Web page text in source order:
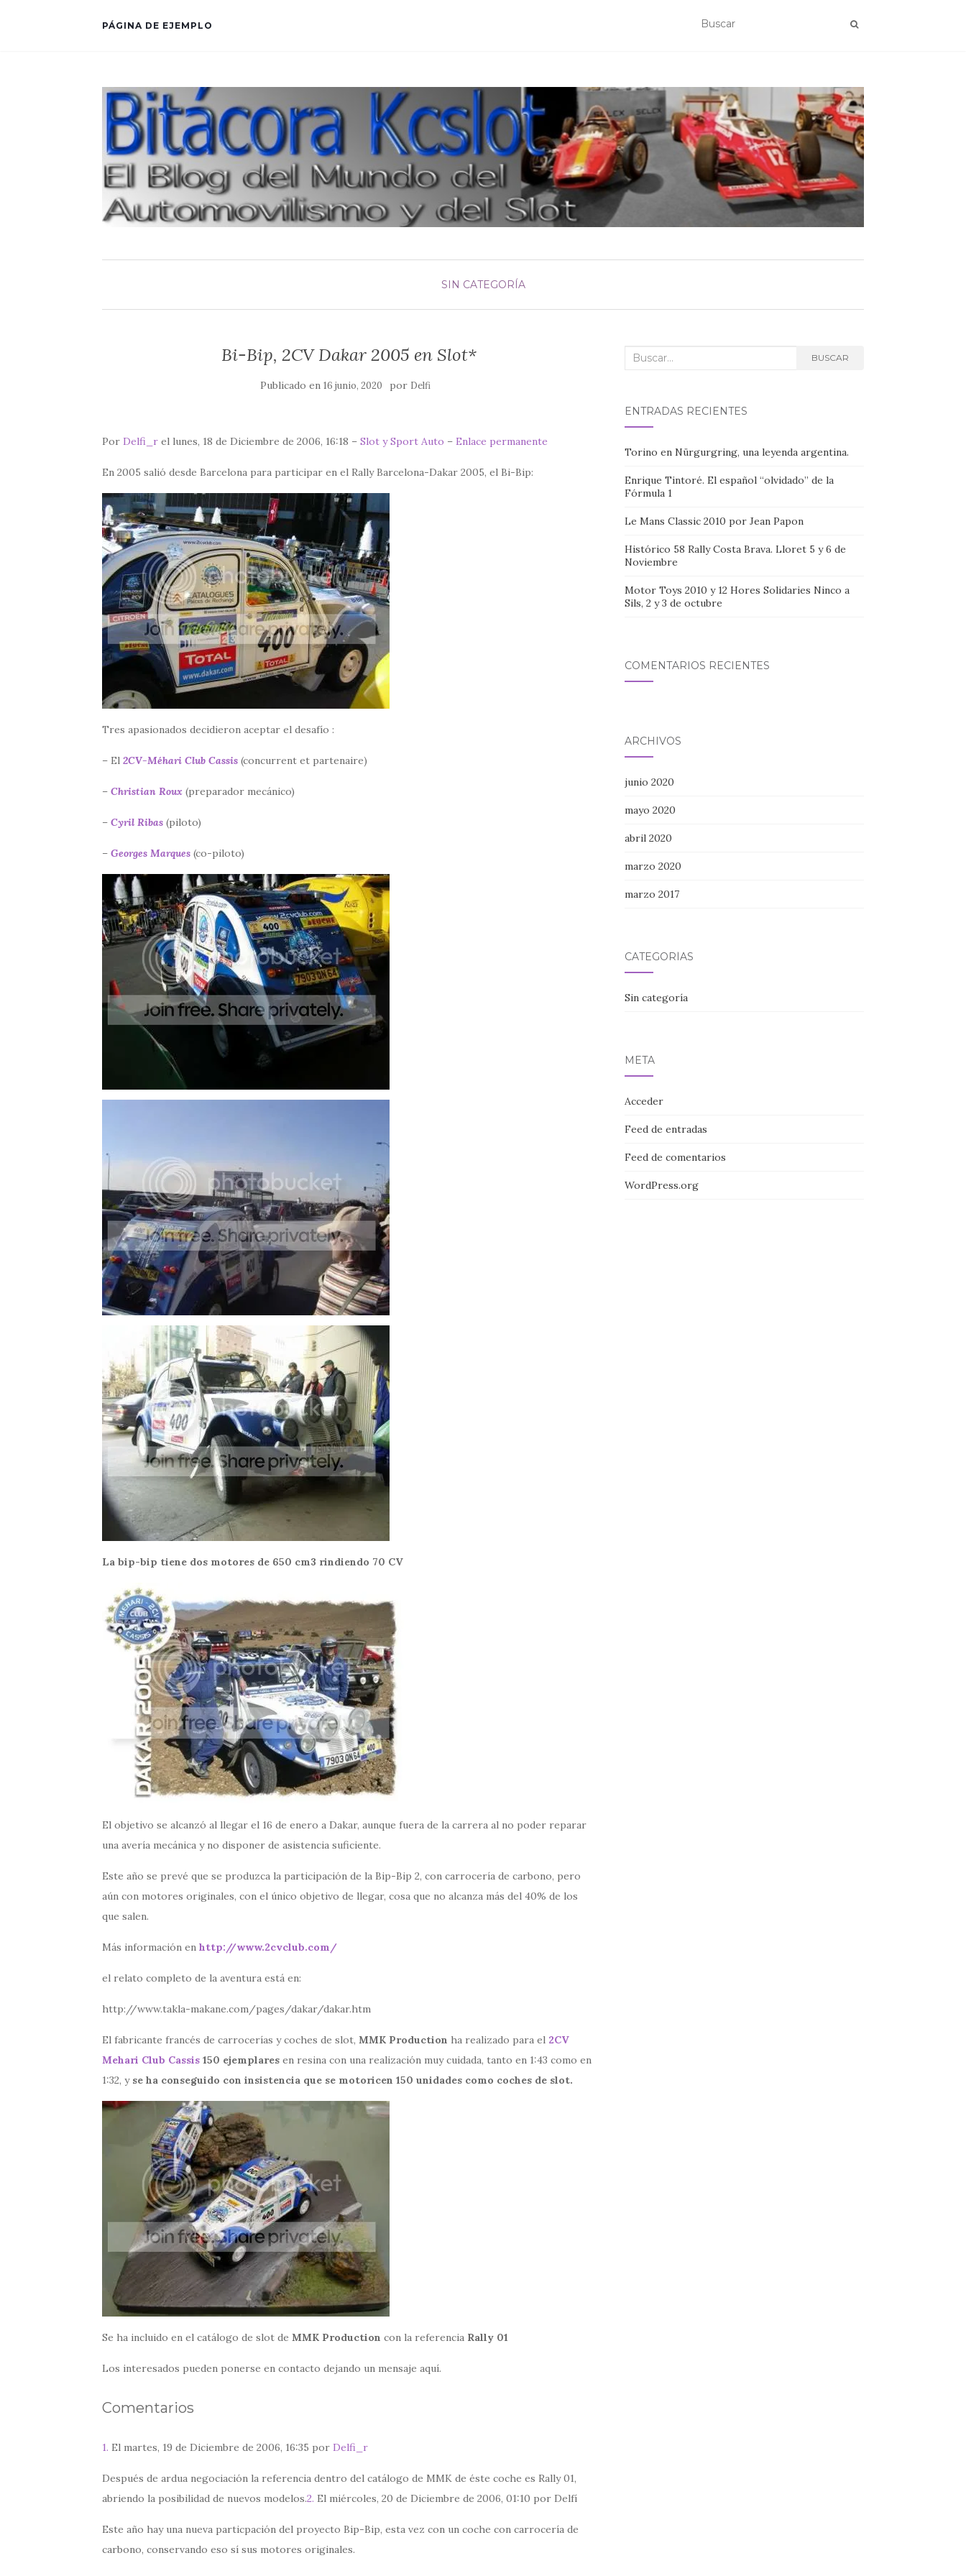
PÁGINA DE EJEMPLO
SIN CATEGORÍA
Bi-Bip, 2CV Dakar 2005 en Slot*
Publicado en 16 junio, 2020 por Delfi
Por Delfi_r el lunes, 18 de Diciembre de 2006, 16:18 – Slot y Sport Auto – Enlace permanente
En 2005 salió desde Barcelona para participar en el Rally Barcelona-Dakar 2005, el Bi-Bip:
Tres apasionados decidieron aceptar el desafío :
– El 2CV-Méhari Club Cassis (concurrent et partenaire)
– Christian Roux (preparador mecánico)
– Cyril Ribas (piloto)
– Georges Marques (co-piloto)
La bip-bip tiene dos motores de 650 cm3 rindiendo 70 CV
El objetivo se alcanzó al llegar el 16 de enero a Dakar, aunque fuera de la carrera al no poder reparar
una avería mecánica y no disponer de asistencia suficiente.
Este año se prevé que se produzca la participación de la Bip-Bip 2, con carrocería de carbono, pero
aún con motores originales, con el único objetivo de llegar, cosa que no alcanza más del 40% de los
que salen.
Más información en http://www.2cvclub.com/
el relato completo de la aventura está en:
http://www.takla-makane.com/pages/dakar/dakar.htm
El fabricante francés de carrocerías y coches de slot, MMK Production ha realizado para el 2CV
Mehari Club Cassis 150 ejemplares en resina con una realización muy cuidada, tanto en 1:43 como en
1:32, y se ha conseguido con insistencia que se motoricen 150 unidades como coches de slot.
Se ha incluido en el catálogo de slot de MMK Production con la referencia Rally 01
Los interesados pueden ponerse en contacto dejando un mensaje aquí.
Comentarios
1. El martes, 19 de Diciembre de 2006, 16:35 por Delfi_r
Después de ardua negociación la referencia dentro del catálogo de MMK de éste coche es Rally 01,
abriendo la posibilidad de nuevos modelos.2. El miércoles, 20 de Diciembre de 2006, 01:10 por Delfí
Este año hay una nueva particpación del proyecto Bip-Bip, esta vez con un coche con carrocería de
carbono, conservando eso sí sus motores originales.
Buscar: BUSCAR
ENTRADAS RECIENTES
Torino en Nürgurgring, una leyenda argentina.
Enrique Tintoré. El español “olvidado” de la
Fórmula 1
Le Mans Classic 2010 por Jean Papon
Histórico 58 Rally Costa Brava. Lloret 5 y 6 de
Noviembre
Motor Toys 2010 y 12 Hores Solidaries Ninco a
Sils, 2 y 3 de octubre
COMENTARIOS RECIENTES
ARCHIVOS
junio 2020
mayo 2020
abril 2020
marzo 2020
marzo 2017
CATEGORÍAS
Sin categoría
META
Acceder
Feed de entradas
Feed de comentarios
WordPress.org